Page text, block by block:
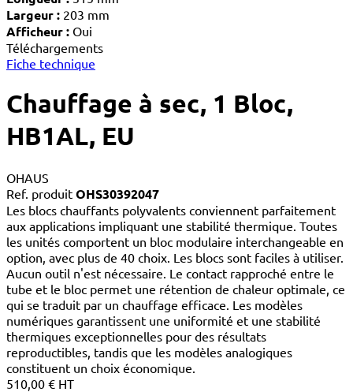
Largeur : 203 mm
Afficheur : Oui
Téléchargements
Fiche technique
Chauffage à sec, 1 Bloc,
HB1AL, EU
OHAUS
Ref. produit OHS30392047
Les blocs chauffants polyvalents conviennent parfaitement
aux applications impliquant une stabilité thermique. Toutes
les unités comportent un bloc modulaire interchangeable en
option, avec plus de 40 choix. Les blocs sont faciles à utiliser.
Aucun outil n'est nécessaire. Le contact rapproché entre le
tube et le bloc permet une rétention de chaleur optimale, ce
qui se traduit par un chauffage efficace. Les modèles
numériques garantissent une uniformité et une stabilité
thermiques exceptionnelles pour des résultats
reproductibles, tandis que les modèles analogiques
constituent un choix économique.
510,00 € HT